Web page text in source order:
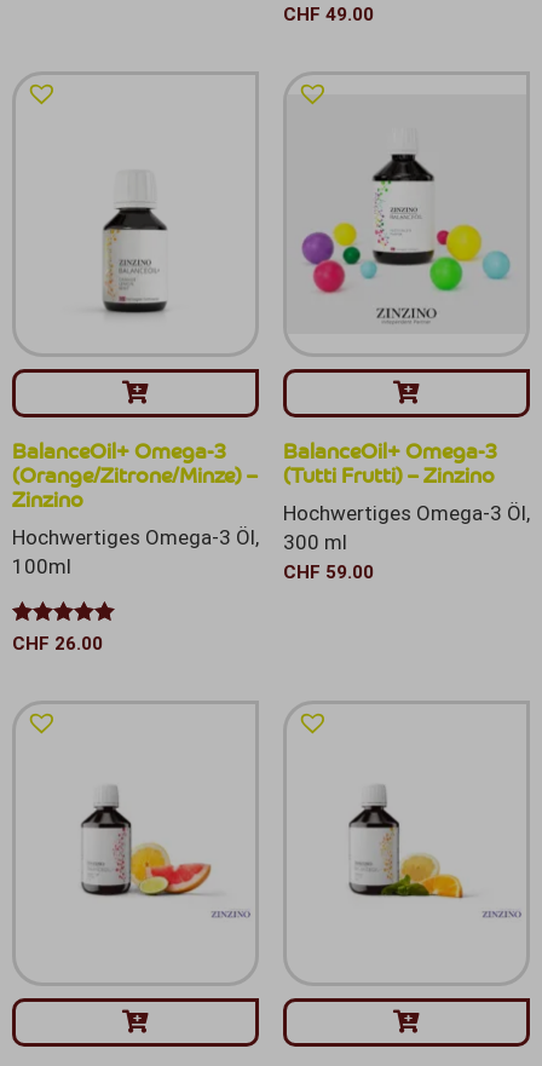
CHF 49.00
Bewertet mit
BalanceOil+ Omega-3
(Orange/Zitrone/Minze) –
Zinzino
CHF 26.00
Hochwertiges Omega-3 Öl,
100ml
Bewertet mit
BalanceOil+ Omega-3
(Tutti Frutti) – Zinzino
CHF 59.00
Hochwertiges Omega-3 Öl,
300 ml